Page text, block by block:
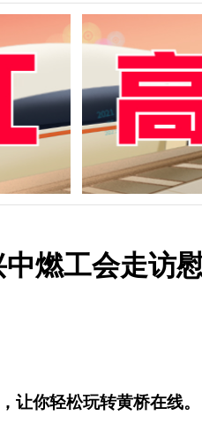
燃工会走访
让你轻松玩转黄桥在线。